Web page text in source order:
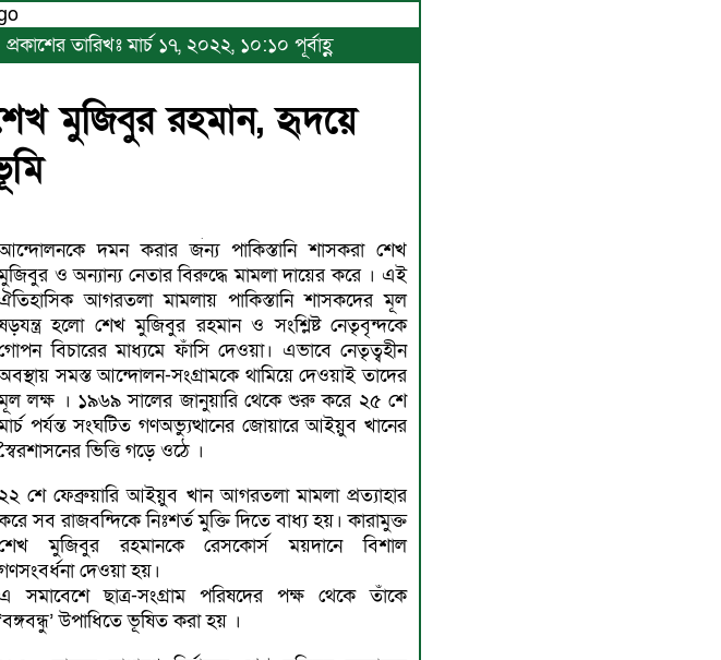
তারিখঃ মার্চ ১৭, ২০২২, ১০:১০ পূর্বাহ্ণ
মুজিবুর রহমান, হৃদয়ে
দমন করার জন্য পাকিস্তানি শাসকরা শেখ
ও অন্যান্য নেতার বিরুদ্ধে মামলা দায়ের করে । এই
ঐতিহাসিক আগরতলা মামলায় পাকিস্তানি শাসকদের মূল
হলাে শেখ মুজিবুর রহমান ও সংশ্লিষ্ট নেতৃবৃন্দকে
বিচারের মাধ্যমে ফাঁসি দেওয়া। এভাবে নেতৃত্বহীন
সমস্ত আন্দোলন-সংগ্রামকে থামিয়ে দেওয়াই তাদের
লক্ষ । ১৯৬৯ সালের জানুয়ারি থেকে শুরু করে ২৫ শে
পর্যন্ত সংঘটিত গণঅভ্যুত্থানের জোয়ারে আইয়ুব খানের
ভিত্তি গড়ে ওঠে ।
২২ শে ফেব্রুয়ারি আইয়ুব খান আগরতলা মামলা প্রত্যাহার
সব রাজবন্দিকে নিঃশর্ত মুক্তি দিতে বাধ্য হয়। কারামুক্ত
মুজিবুর রহমানকে রেসকোর্স ময়দানে বিশাল
দেওয়া হয়।
এ সমাবেশে ছাত্র-সংগ্রাম পরিষদের পক্ষ থেকে তাঁকে
‘বঙ্গবন্ধু’ উপাধিতে ভূষিত করা হয় ।